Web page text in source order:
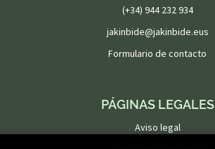
(+34) 944 232 934
jakinbide@jakinbide.eus
Formulario de contacto
PÁGINAS LEGALES
Aviso legal